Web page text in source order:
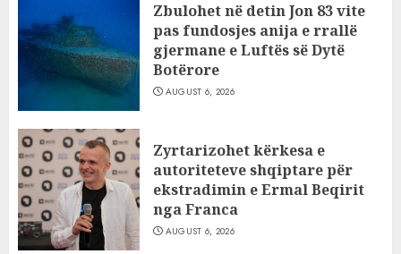
Zbulohet në detin Jon 83 vite
pas fundosjes anija e rrallë
gjermane e Luftës së Dytë
Botërore
AUGUST 6, 2026
Zyrtarizohet kërkesa e
autoriteteve shqiptare për
ekstradimin e Ermal Beqirit
nga Franca
AUGUST 6, 2026